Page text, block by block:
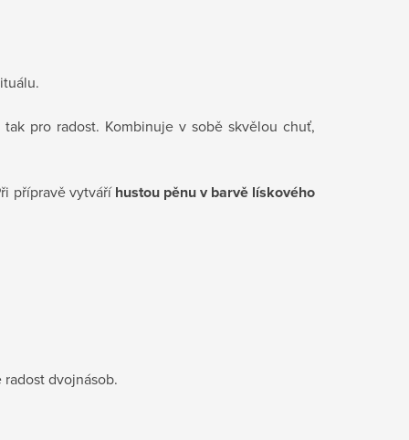
pro radost. Kombinuje v sobě skvělou chuť,
přípravě vytváříhustou pěnu v barvě lískového
dvojnásob.